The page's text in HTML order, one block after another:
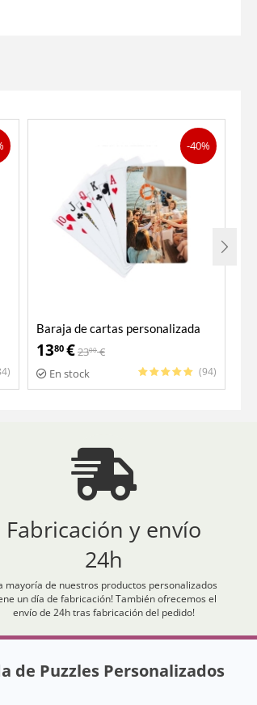
-40%
Baraja de cartas personalizada
1380 €2300 €
En stock
(94)
Fabricación y envío
24h
mayoría de nuestros productos personalizados
un día de fabricación! También ofrecemos el
envío de 24h tras fabricación del pedido!
de Puzzles Personalizados